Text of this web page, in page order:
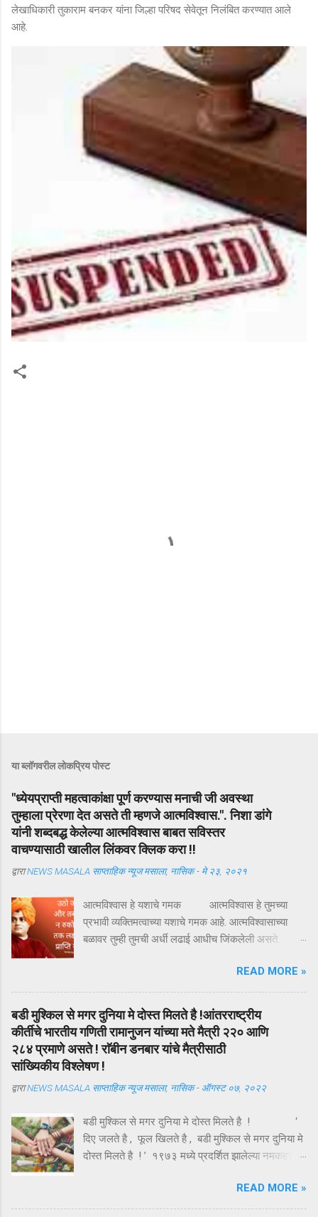
लेखाधिकारी तुकाराम बनकर यांना जिल्हा परिषद सेवेतून निलंबित करण्यात आले
आहे.
या ब्लॉगवरील लोकप्रिय पोस्ट
"ध्येयप्राप्ती महत्वाकांक्षा पूर्ण करण्यास मनाची जी अवस्था
तुम्हाला प्रेरणा देत असते ती म्हणजे आत्मविश्वास.". निशा डांगे
यांनी शब्दबद्ध केलेल्या आत्मविश्वास बाबत सविस्तर
वाचण्यासाठी खालील लिंकवर क्लिक करा !!
द्वाराNEWS MASALA साप्ताहिक न्यूज मसाला, नासिक - मे २३, २०२१
आत्मविश्वास हे यशाचे गमक आत्मविश्वास हे तुमच्या
प्रभावी व्यक्तिमत्वाच्या यशाचे गमक आहे. आत्मविश्वासाच्या
बळावर तुम्ही तुमची अर्धी लढाई आधीच जिंकलेली असते.
"आत्मविश्वास म्हणजेच स्वतःवर असलेला विश्वास." स्वतःवर
विश्वास असेल तर तुम्ही तुमचे मन वांच्छिल ध्येय मिळवू शकता.
आत्मविश्वासाला आता व्याख्येत बसवू या, "ध्येयप्राप्ती
महत्वाकांक्षा पूर्ण करण्यास मनाची जी अवस्था तुम्हाला प्रेरणा
देत असते ती म्हणजे आत्मविश्वास." आत्मविश्वास
असणारी व्यक्ती जग जिंकू शकते. प्रबळ आत्मविश्वास अर्थात
दृष्टीकोनातून स्वतःकडे पहाल तर तुम्हाला तुमच्यात अनेक
आपले वेगळे अस्तित्व निर्माण करू शकतो. "जीवनाच्या लढाईत
यशस्वी बनण्याचे ब्रह्मास्त्र म्हणजे आत्मविश्वास"
आत्मविश्वास ही ...
READ MORE »
बडी मुश्किल से मगर दुनिया मे दोस्त मिलते है !आंतरराष्ट्रीय
कीर्तीचे भारतीय गणिती रामानुजन यांच्या मते मैत्री २२० आणि
२८४ प्रमाणे असते ! राॅबीन डनबार यांचे मैत्रीसाठी
सांख्यिकीय विश्लेषण !
द्वाराNEWS MASALA साप्ताहिक न्यूज मसाला, नासिक - ऑगस्ट ०७, २०२२
बडी मुश्किल से मगर दुनिया मे दोस्त मिलते है ! ‘
दिए जलते है , फूल खिलते है , बडी मुश्किल से मगर दुनिया मे
दोस्त मिलते है ! ’ १९७३ मध्ये प्रदर्शित झालेल्या नमकहराम
आणि अर्थपूर्ण आहे . ऑगस्ट महिन्यातील पहिला रविवार ( यंदा
दि . ७ ऑगस्ट ) म्हणजे तरुणाईचा आवडता ‘ फ्रेंडशिप डे ’
READ MORE »